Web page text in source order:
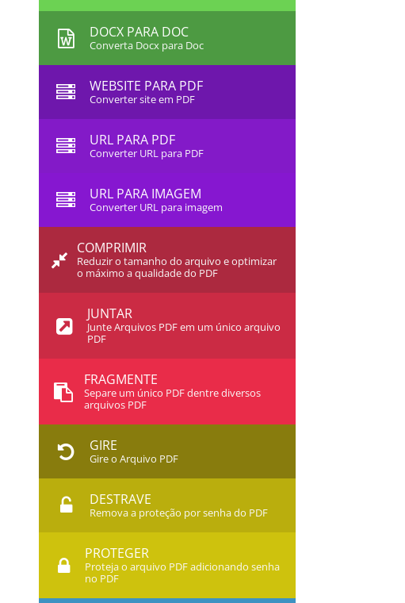
DOCX PARA DOC
Converta Docx para Doc
WEBSITE PARA PDF
Converter site em PDF
URL PARA PDF
Converter URL para PDF
URL PARA IMAGEM
Converter URL para imagem
COMPRIMIR
Reduzir o tamanho do arquivo e optimizar
o máximo a qualidade do PDF
JUNTAR
Junte Arquivos PDF em um único arquivo
PDF
FRAGMENTE
Separe um único PDF dentre diversos
arquivos PDF
GIRE
Gire o Arquivo PDF
DESTRAVE
Remova a proteção por senha do PDF
PROTEGER
Proteja o arquivo PDF adicionando senha
no PDF